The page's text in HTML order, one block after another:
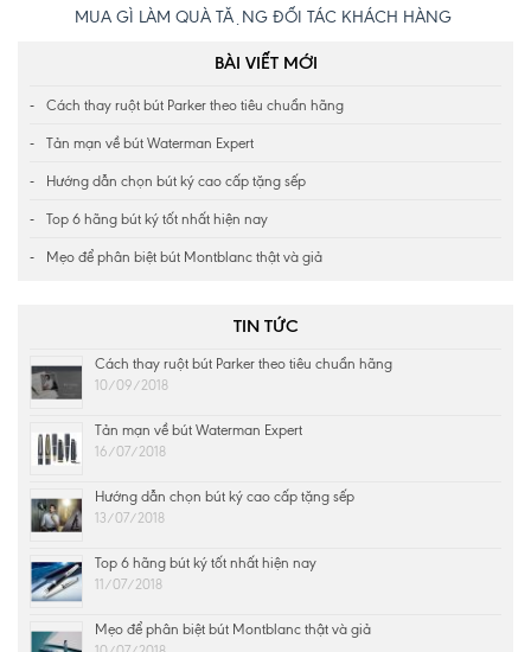
MUA GÌ LÀM QUÀ TẶNG ĐỐI TÁC KHÁCH HÀNG
BÀI VIẾT MỚI
Cách thay ruột bút Parker theo tiêu chuẩn hãng
Tản mạn về bút Waterman Expert
Hướng dẫn chọn bút ký cao cấp tặng sếp
Top 6 hãng bút ký tốt nhất hiện nay
Mẹo để phân biệt bút Montblanc thật và giả
TIN TỨC
Cách thay ruột bút Parker theo tiêu chuẩn hãng
10/09/2018
Tản mạn về bút Waterman Expert
16/07/2018
Hướng dẫn chọn bút ký cao cấp tặng sếp
13/07/2018
Top 6 hãng bút ký tốt nhất hiện nay
11/07/2018
Mẹo để phân biệt bút Montblanc thật và giả